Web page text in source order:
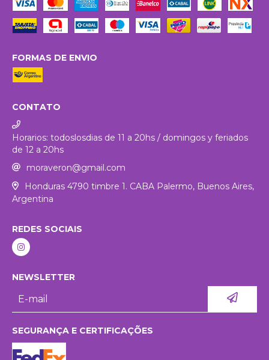
FORMAS DE ENVIO
CONTATO
Horarios: todoslosdias de 11 a 20hs / domingos y feriados
de 12 a 20hs
moraveron@gmail.com
Honduras 4790 timbre 1. CABA Palermo, Buenos Aires,
Argentina
REDES SOCIAIS
NEWSLETTER
SEGURANÇA E CERTIFICAÇÕES